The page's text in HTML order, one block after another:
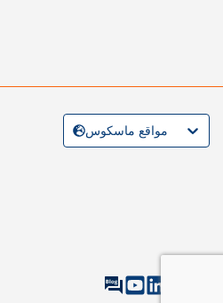
مواقع ماسكوس